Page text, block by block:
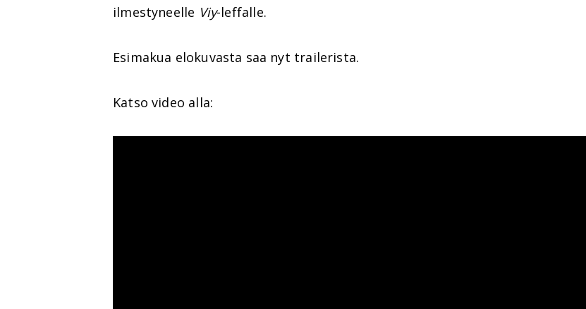
ilmestyneelle Viy-leffalle.
Esimakua elokuvasta saa nyt trailerista.
Katso video alla: